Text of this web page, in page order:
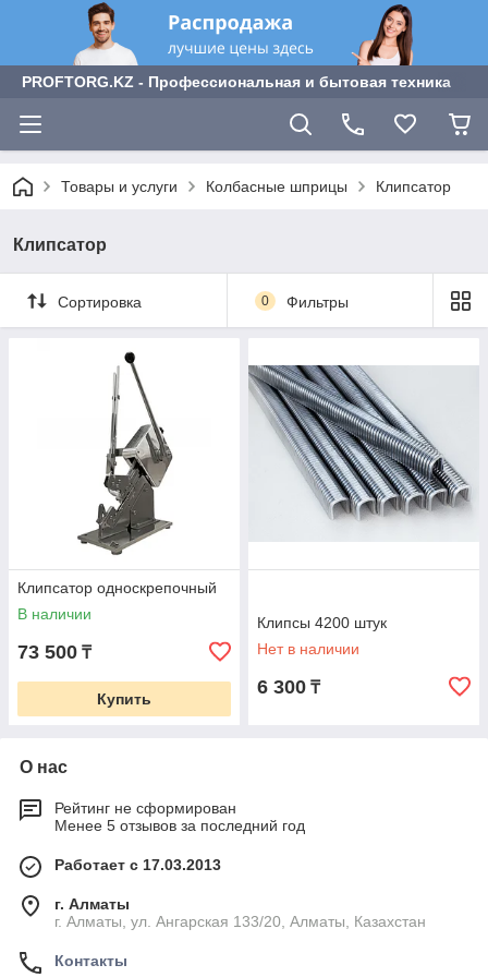
PROFTORG.KZ - Профессиональная и бытовая техника
Товары и услуги Колбасные шприцы Клипсатор
Клипсатор
Сортировка 0 Фильтры
Клипсатор односкрепочный
В наличии
73 500 ₸
Купить
Клипсы 4200 штук
Нет в наличии
6 300 ₸
О нас
Рейтинг не сформирован
Менее 5 отзывов за последний год
Работает с 17.03.2013
г. Алматы
г. Алматы, ул. Ангарская 133/20, Алматы, Казахстан
Контакты